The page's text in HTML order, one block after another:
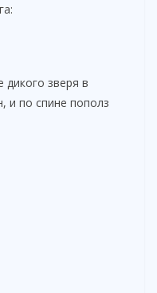
зверя в
и по спине пополз